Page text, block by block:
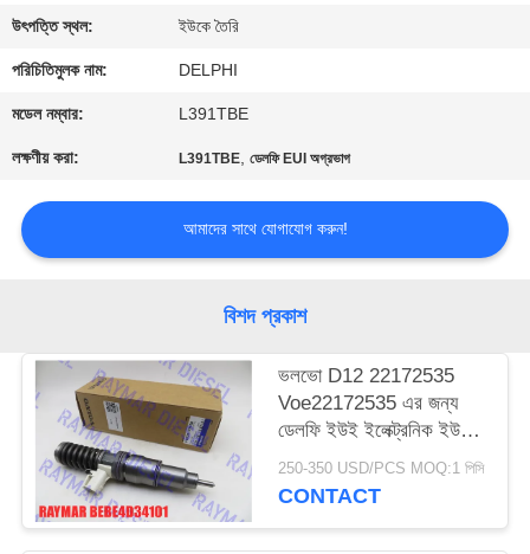
যোগাযোগ
করুন
উদ্ধৃতির
জন্য
আবেদন
সাইট
ম্যাপ
PRIVACY
POLICY
উৎপত্তি স্থল: ইউকে তৈরি
পরিচিতিমুলক নাম: DELPHI
মডেল নম্বার: L391TBE
লক্ষণীয় করা: L391TBE,ডেলফি EUI অগ্রভাগ
আমাদের সাথে যোগাযোগ করুন!
বিশদ প্রকাশ
ভলভো D12 22172535
Voe22172535 এর জন্য
ডেলফি ইউই ইলেক্ট্রনিক ইউনিট
ইনজেক্টর BEBE4D34101
250-350 USD/PCS MOQ:1 পিসি
CONTACT